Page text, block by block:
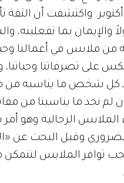
واكتشفت أن الثقة
والإيمان بما تفعلينه،
من ملابس في أعمالنا
على تصرفاتنا وحياتنا،
كل شخص ما يناسبه من
نجد ما يناسبنا من
الملابس الرجالية وهو
وقبل البحث عن
توافر الملابس لنتمكن